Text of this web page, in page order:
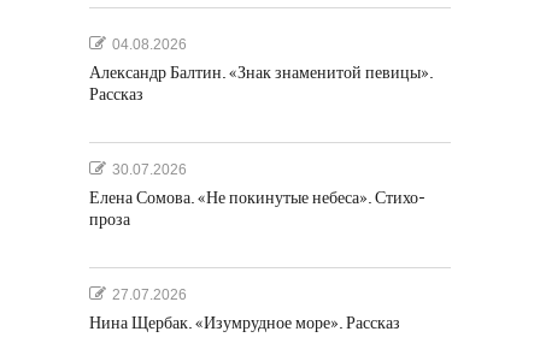
04.08.2026
Александр Балтин. «Знак знаменитой певицы».
Рассказ
30.07.2026
Елена Сомова. «Не покинутые небеса». Стихо-
проза
27.07.2026
Нина Щербак. «Изумрудное море». Рассказ